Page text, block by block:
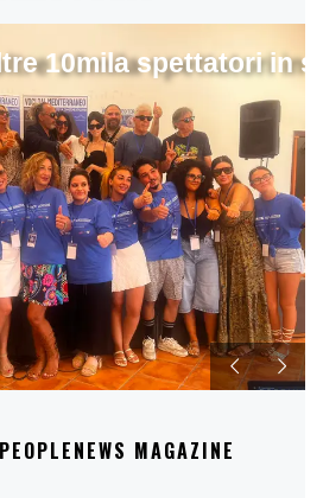
10mila spettatori in
MAGAZINE